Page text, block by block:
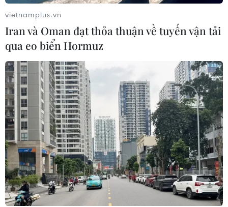
vietnamplus.vn
Iran và Oman đạt thỏa thuận về tuyến vận tải
qua eo biển Hormuz